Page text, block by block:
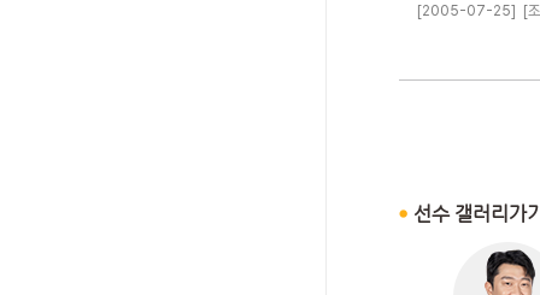
[2005-07-25]
[